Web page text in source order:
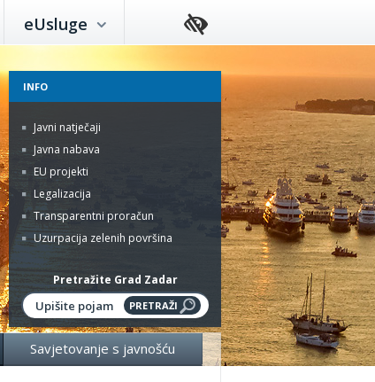
eUsluge
INFO
Javni natječaji
Javna nabava
EU projekti
Legalizacija
Transparentni proračun
Uzurpacija zelenih površina
Pretražite Grad Zadar
Savjetovanje s javnošću